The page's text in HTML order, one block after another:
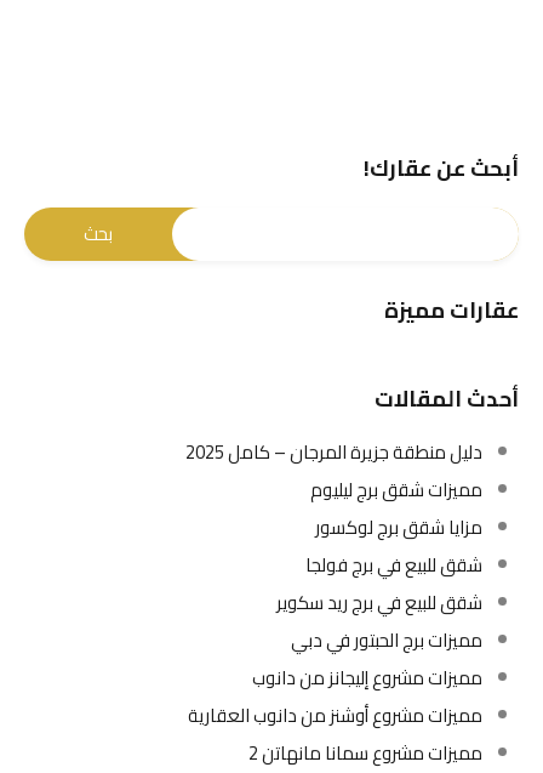
أبحث عن عقارك!
عقارات مميزة
أحدث المقالات
دليل منطقة جزيرة المرجان – كامل 2025
مميزات شقق برج ليليوم
مزايا شقق برج لوكسور
شقق للبيع في برج فولجا
شقق للبيع في برج ريد سكوير
مميزات برج الحبتور في دبي
مميزات مشروع إليجانز من دانوب
مميزات مشروع أوشنز من دانوب العقارية
مميزات مشروع سمانا مانهاتن 2